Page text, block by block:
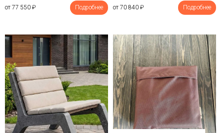
от 77 550 ₽ Подробнее от 70 840 ₽ Подробнее